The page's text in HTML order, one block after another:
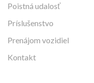
Poistná udalosť
Príslušenstvo
Prenájom vozidiel
Kontakt